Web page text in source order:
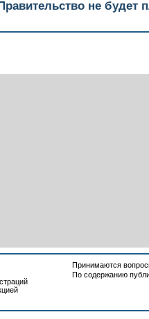
Правительство не будет
Принимаются
По содержанию